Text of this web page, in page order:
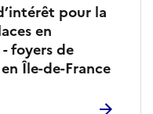
pour la
en
foyers de
Île-de-France